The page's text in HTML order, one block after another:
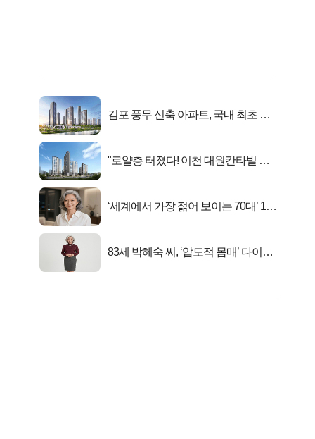
김포 풍무 신축 아파트, 국내 최초 반
"로얄층 터졌다! 이천 대원칸타빌 잔
‘세계에서 가장 젊어 보이는 70대’ 1위
83세 박혜숙 씨, ‘압도적 몸매’ 다이어